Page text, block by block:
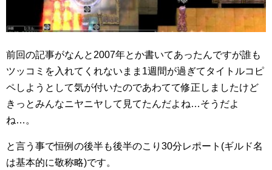
前回の記事がなんと2007年とか書いてあったんですが誰も
ツッコミを入れてくれないまま1週間が過ぎてタイトルコピ
ペしようとして気が付いたのであわてて修正しましたけど
きっとみんなニヤニヤして見てたんだよね…そうだよ
ね…。
と言う事で恒例の後半も後半のこり30分レポート(ギルド名
は基本的に敬称略)です。